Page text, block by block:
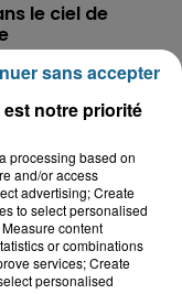
le ciel de
notre priorité
processing based on
and/or access
advertising; Create
to select personalised
content
or combinations
services; Create
personalised
sans accepter